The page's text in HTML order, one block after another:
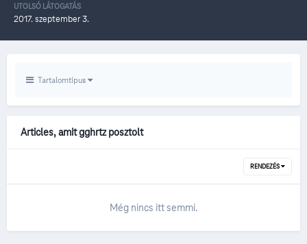
UTOLSÓ LÁTOGATÁS
2017. szeptember 3.
Tartalomtípus
Articles, amit gghrtz posztolt
RENDEZÉS
Még nincs itt semmi.